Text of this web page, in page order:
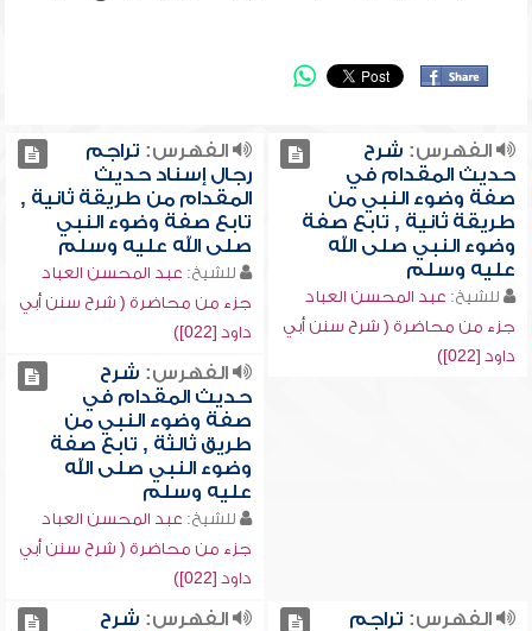
الفهرس: شرح
حديث المقدام في
صفة وضوء النبي من
طريقة ثانية , تابع صفة
وضوء النبي صلى الله
عليه وسلم
للشيخ: عبد المحسن العباد
جزء من محاضرة ( شرح سنن أبي
داود [022])
الفهرس: تراجم
رجال إسناد حديث
المقدام من طريقة ثانية ,
تابع صفة وضوء النبي
صلى الله عليه وسلم
للشيخ: عبد المحسن العباد
جزء من محاضرة ( شرح سنن أبي
داود [022])
الفهرس: شرح
حديث المقدام في
صفة وضوء النبي من
طريق ثالثة , تابع صفة
وضوء النبي صلى الله
عليه وسلم
للشيخ: عبد المحسن العباد
جزء من محاضرة ( شرح سنن أبي
داود [022])
الفهرس: تراجم
الفهرس: شرح